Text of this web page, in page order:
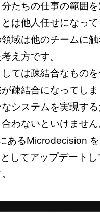
たちの仕事の範囲
は他人任せになって
域は他のチームに
え方です。
ては疎結合なもの
疎結合になってし
システムを実現す
わないといけませ
あるMicrodecision
してアップデート